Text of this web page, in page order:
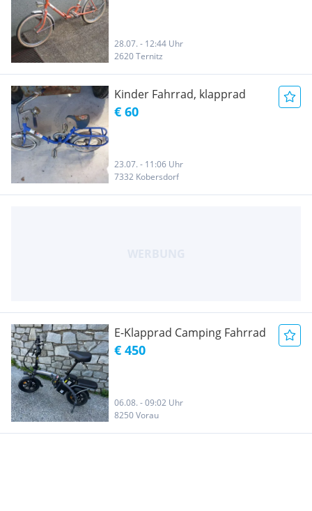
28.07. - 12:44 Uhr
2620 Ternitz
Kinder Fahrrad, klapprad
€ 60
23.07. - 11:06 Uhr
7332 Kobersdorf
E-Klapprad Camping Fahrrad
€ 450
06.08. - 09:02 Uhr
8250 Vorau